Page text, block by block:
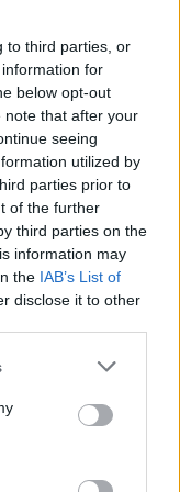
to third parties, or
for
below opt-out
note that after your
seeing
utilized by
parties prior to
of the further
third parties on the
information may
the IAB’s List of
disclose it to other
or more Google
You may click to
party tags to
in below Google
los buques
icebergs.
Atlántico
también es el
del Océano
9.219 m, se
Milwaukee en
el nivel del